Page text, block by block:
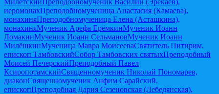
иеромонахПреподобномученица Анастасия (Камаева),
монахиняПреподобномученица Елена (Асташкина),
монахиняМученик Арефа ЕрёмкинМученик Иоанн
ЛомакинМученик Иоанн СельмановМученик Иоанн
МилёшкинМученица Мавра МоисееваСвятитель Питирим,
епископ ТамбовскийСобор Тамбовских святыхПреподобный
Моисей ПечерскийПреподобный Павел
КсиропотамскийСвященномученик Николай Пономарев,
диаконСвященномученик Анфим Сарайский,
епископПреподобная Дария Сезеновская (Лебедянская),